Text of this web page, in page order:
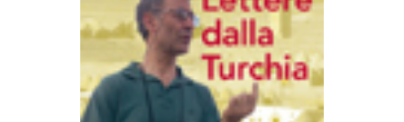
LEGGI TUTTO